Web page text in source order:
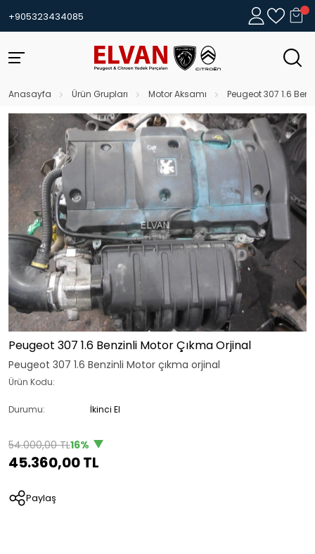
+905323434085
Anasayfa Ürün Grupları Motor Aksamı Peugeot 307 1.6
Peugeot 307 1.6 Benzinli Motor Çıkma Orjinal
Peugeot 307 1.6 Benzinli Motor çıkma orjinal
Ürün Kodu:
Durumu: İkinci El
54.000,00 TL16%
45.360,00 TL
Paylaş